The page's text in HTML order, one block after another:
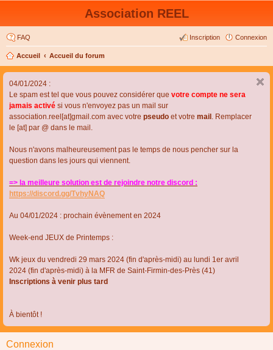
Association REEL
FAQ Connexion
Inscription
Accueil Accueil du forum
04/01/2024 :
Le spam est tel que vous pouvez considérer que votre compte ne sera
jamais activé si vous n'envoyez pas un mail sur
association.reel[at]gmail.com avec votre pseudo et votre mail . Remplacer
le [at] par @ dans le mail.
Nous n'avons malheureusement pas le temps de nous pencher sur la
question dans les jours qui viennent.
=> la meilleure solution est de rejoindre notre discord :
https://discord.gg/TvhyNAQ
Au 04/01/2024 : prochain évènement en 2024
Week-end JEUX de Printemps :
Wk jeux du vendredi 29 mars 2024 (fin d'après-midi) au lundi 1er avril
2024 (fin d'après-midi) à la MFR de Saint-Firmin-des-Près (41)
Inscriptions à venir plus tard
À bientôt !
Connexion